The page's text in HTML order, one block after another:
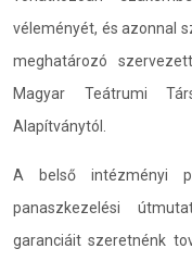
véleményét, és azonnal
meghatározó
Magyar Teátrumi
Alapítványtól.
A belső intézményi
panaszkezelési
garanciáit szeretnénk